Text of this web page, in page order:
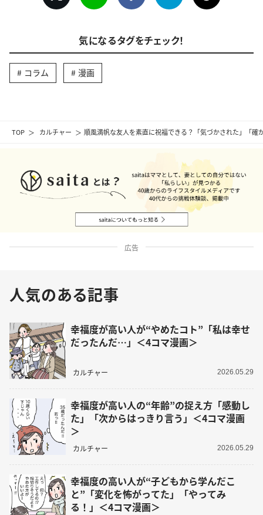
TOP カルチャー 順風満帆な友人を素直に祝福できる？「気づかされた」「確
気になるタグをチェック！
コラム 漫画
広告
人気のある記事
幸福度が高い人が“やめたコト”「私は幸せ
だったんだ…」＜4コマ漫画＞
カルチャー 2026.05.29
幸福度が高い人の“年齢”の捉え方「感動し
た」「次からはっきり言う」＜4コマ漫画
＞
カルチャー 2026.05.29
幸福度の高い人が“子どもから学んだこ
と”「変化を怖がってた」「やってみ
る！」＜4コマ漫画＞